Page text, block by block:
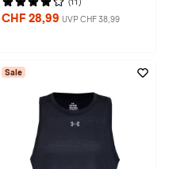
CHF 28,99 UVP CHF 38,99
Sale